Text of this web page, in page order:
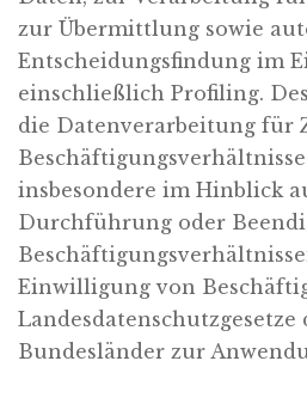
zur Übermittlung sowie
Entscheidungsfindung im
einschließlich Profiling.
die Datenverarbeitung für
insbesondere im Hinblick
Durchführung oder
Einwilligung von
Bundesländer zur